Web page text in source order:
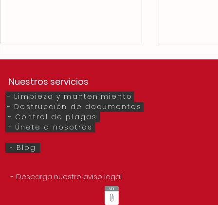
Guía para Elegir Cámaras
de Seguridad Modernas
Nuestros servicios
- Limpieza y mantenimiento
- Destrucción de documentos
- Control de plagas
- Únete a nosotros
- Blog
- Descarga nuestro aviso legal